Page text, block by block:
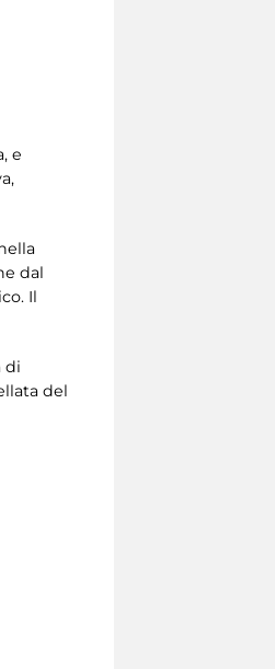
e
dal
Il
di
del